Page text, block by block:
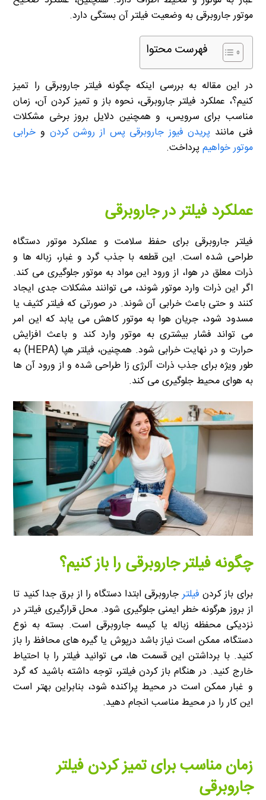
موتور جاروبرقی به وضعیت فیلتر آن بستگی دارد.
فهرست محتوا
در این مقاله به بررسی اینکه چگونه فیلتر جاروبرقی را تمیز
کنیم؟، عملکرد فیلتر جاروبرقی، نحوه باز و تمیز کردن آن، زمان
مناسب برای سرویس، و همچنین دلایل بروز برخی مشکلات
فنی مانند پریدن فیوز جاروبرقی پس از روشن کردن و خرابی
موتور خواهیمپرداخت.
عملکرد فیلتر در جاروبرقی
فیلتر جاروبرقی برای حفظ سلامت و عملکرد موتور دستگاه
طراحی شده است. این قطعه با جذب گرد و غبار، زباله ها و
ذرات معلق در هوا، از ورود این مواد به موتور جلوگیری می کند.
اگر این ذرات وارد موتور شوند، می توانند مشکلات جدی ایجاد
کنند و حتی باعث خرابی آن شوند. در صورتی که فیلتر کثیف یا
مسدود شود، جریان هوا به موتور کاهش می یابد که این امر
می تواند فشار بیشتری به موتور وارد کند و باعث افزایش
حرارت و در نهایت خرابی شود. همچنین، فیلتر هپا (HEPA) به
طور ویژه برای جذب ذرات آلرژی زا طراحی شده و از ورود آن ها
به هوای محیط جلوگیری می کند.
چگونه فیلتر جاروبرقی را باز کنیم؟
برای باز کردن فیلترجاروبرقی ابتدا دستگاه را از برق جدا کنید تا
از بروز هرگونه خطر ایمنی جلوگیری شود. محل قرارگیری فیلتر در
نزدیکی محفظه زباله یا کیسه جاروبرقی است. بسته به نوع
دستگاه، ممکن است نیاز باشد درپوش یا گیره های محافظ را باز
کنید. با برداشتن این قسمت ها، می توانید فیلتر را با احتیاط
خارج کنید. در هنگام باز کردن فیلتر، توجه داشته باشید که گرد
و غبار ممکن است در محیط پراکنده شود، بنابراین بهتر است
این کار را در محیط مناسب انجام دهید.
زمان مناسب برای تمیز کردن فیلتر
جاروبرقی